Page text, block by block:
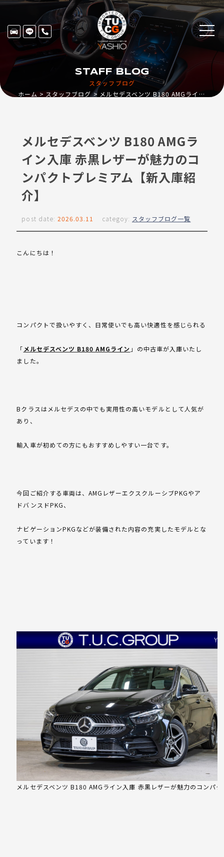
スタッフブログ
STAFF BLOG
ホーム スタッフブログ メルセデスベンツ B180 AMGライン入庫 赤黒レザーが魅力のコンパクトプレミアム【新入庫紹介】
メルセデスベンツ B180 AMGラ
イン入庫 赤黒レザーが魅力のコ
ンパクトプレミアム【新入庫紹
介】
post date: 2026.03.11 categoy: スタッフブログ一覧
こんにちは！
コンパクトで扱いやすく、日常使いでも高い快適性を感じられる
「 メルセデスベンツ B180 AMGライン 」の中古車が入庫いたし
ました。
Bクラスはメルセデスの中でも実用性の高いモデルとして人気が
あり、
輸入車が初めての方にもおすすめしやすい一台です。
今回ご紹介する車両は、AMGレザーエクスクルーシブPKGやア
ドバンスドPKG、
ナビゲーションPKGなどが装備された内容の充実したモデルとな
っています！
メルセデスベンツ B180 AMGライン入庫 赤黒レザーが魅力のコンパ